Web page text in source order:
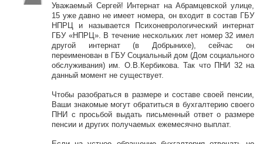
Уважаемый Сергей! Интернат на Абрамцевской улице,
15 уже давно не имеет номера, он входит в состав ГБУ
НПРЦ и называется Психоневрологический интернат
ГБУ «НПРЦ». В течение нескольких лет номер 32 имел
другой интернат (в Добрынихе), сейчас он
переименован в ГБУ Социальный дом (Дом социального
обслуживания) им. О.В.Кербикова. Так что ПНИ 32 на
данный момент не существует.
Чтобы разобраться в размере и составе своей пенсии,
Ваши знакомые могут обратиться в бухгалтерию своего
ПНИ с просьбой выдать письменный ответ о размере
пенсии и других получаемых ежемесячно выплат.